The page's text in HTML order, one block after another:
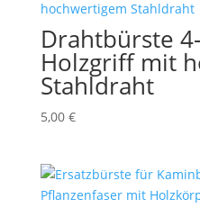
Drahtbürste
Holzgriff mit
Stahldraht
5,00 €